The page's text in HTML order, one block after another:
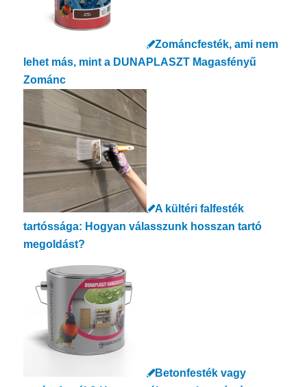
Zománcfesték, ami nem
lehet más, mint a DUNAPLASZT Magasfényű
Zománc
A kültéri falfesték
tartóssága: Hogyan válasszunk hosszan tartó
megoldást?
Betonfesték vagy